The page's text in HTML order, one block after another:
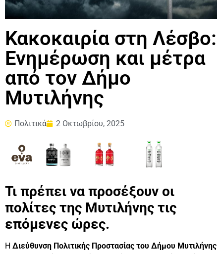
Κακοκαιρία στη Λέσβο:
Ενημέρωση και μέτρα
από τον Δήμο
Μυτιλήνης
Πολιτικά 2 Οκτωβρίου, 2025
Τι πρέπει να προσέξουν οι
πολίτες της Μυτιλήνης τις
επόμενες ώρες.
Η Διεύθυνση Πολιτικής Προστασίας του Δήμου Μυτιλήνης